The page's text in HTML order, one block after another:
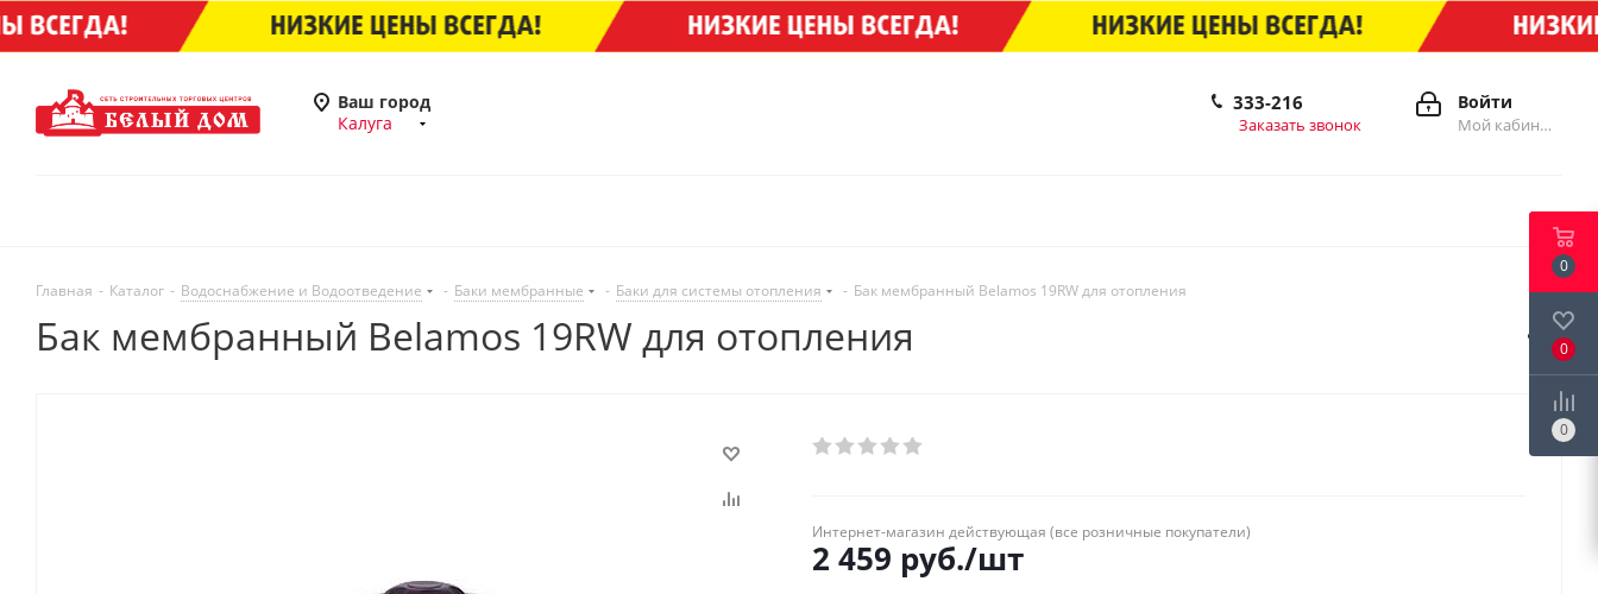
Ваш город
Калуга
Войти
Мой кабинет
333-216
Заказать звонок
Главная - Каталог - Водоснабжение и Водоотведение - Баки мембранные - Баки для системы отопления - Бак мембранный Belamos 19RW для отопления
Бак мембранный Belamos 19RW для отопления
Интернет-магазин действующая (все розничные покупатели)
2 459 руб./шт
0
0
0